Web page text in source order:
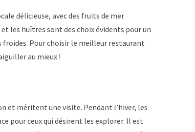
délicieuse, avec des fruits de mer
les huîtres sont des choix évidents pour un
froides. Pour choisir le meilleur restaurant
au mieux !
et méritent une visite. Pendant l’hiver, les
pour ceux qui désirent les explorer. Il est